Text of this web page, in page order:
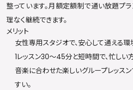
整っています。月額定額制で通い放題プ
理なく継続できます。
メリット
女性専用スタジオで、安心して通える環
1レッスン30〜45分と短時間で、忙しい
音楽に合わせた楽しいグループレッスン
すい。